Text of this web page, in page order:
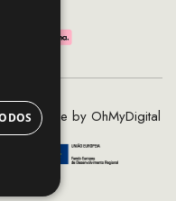
| Made by OhMyDigital